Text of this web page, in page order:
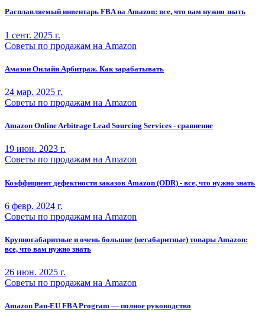
Расплавляемый инвентарь FBA на Amazon: все, что вам нужно знать
1 сент. 2025 г.
Советы по продажам на Amazon
Амазон Онлайн Арбитраж. Как зарабатывать
24 мар. 2025 г.
Советы по продажам на Amazon
Amazon Online Arbitrage Lead Sourcing Services - сравнение
19 июн. 2023 г.
Советы по продажам на Amazon
Коэффициент дефектности заказов Amazon (ODR) - все, что нужно знать
6 февр. 2024 г.
Советы по продажам на Amazon
Крупногабаритные и очень большие (негабаритные) товары Amazon:
все, что вам нужно знать
26 июн. 2025 г.
Советы по продажам на Amazon
Amazon Pan-EU FBA Program — полное руководство